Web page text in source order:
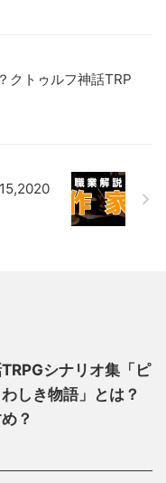
クトゥルフ神話TRP
シナリオ集「ピ
しき物語」とは？
？